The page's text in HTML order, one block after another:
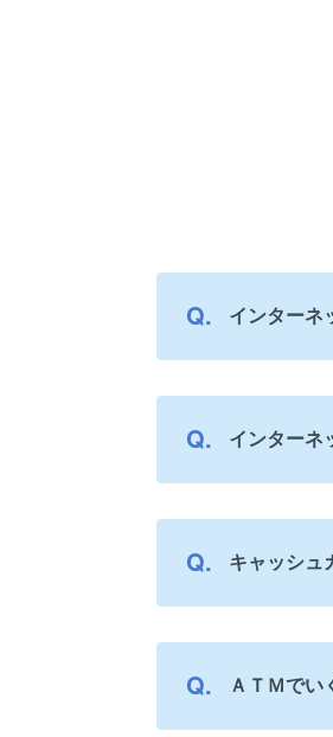
インターネ
インターネ
キャッシュ
ＡＴＭでい